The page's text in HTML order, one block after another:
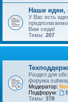
Наши идеи,
У Вас есть
Вам сюда!
Темы: 207
Раздел для
форума
Модератор:
Подфорум:
Темы: 378